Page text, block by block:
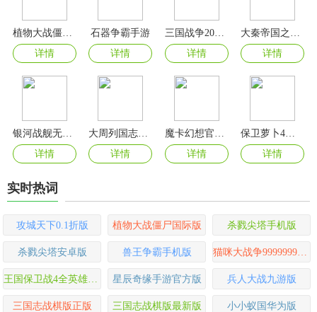
植物大战僵尸2国际版
详情
石器争霸手游
详情
三国战争2025最新版
详情
详情
银河战舰无限氪晶版
详情
详情
详情
详情
实时热词
攻城天下0.1折版 植物大战僵尸国际版 杀戮尖塔手机版
杀戮尖塔安卓版 兽王争霸手机版
星辰奇缘手游官方版 兵人大战九游版
三国志战棋版正版 三国志战棋版最新版 小小蚁国华为版